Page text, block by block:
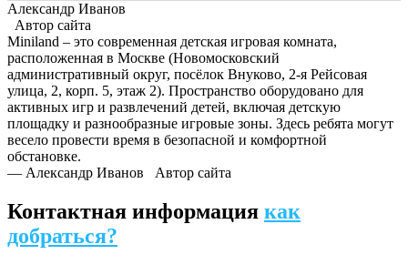
Александр Иванов
Автор сайта
Miniland – это современная детская игровая комната,
расположенная в Москве (Новомосковский
административный округ, посёлок Внуково, 2-я Рейсовая
улица, 2, корп. 5, этаж 2). Пространство оборудовано для
активных игр и развлечений детей, включая детскую
площадку и разнообразные игровые зоны. Здесь ребята могут
весело провести время в безопасной и комфортной
обстановке.
— Александр Иванов Автор сайта
Контактная информация как
добраться?